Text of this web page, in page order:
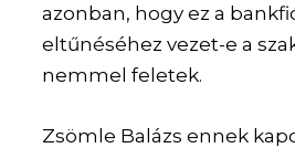
azonban, hogy ez a
eltűnéséhez vezet-e a
nemmel feletek.
Zsömle Balázs ennek